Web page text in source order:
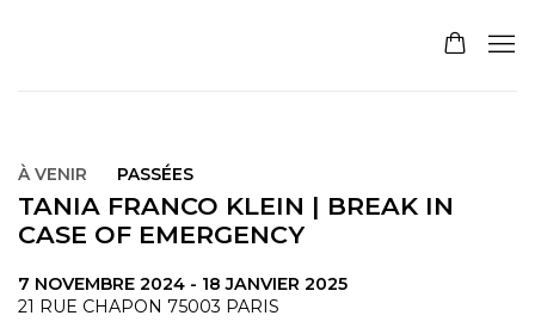
À VENIR PASSÉES
TANIA FRANCO KLEIN | BREAK IN
CASE OF EMERGENCY
7 NOVEMBRE 2024 - 18 JANVIER 2025
21 RUE CHAPON 75003 PARIS